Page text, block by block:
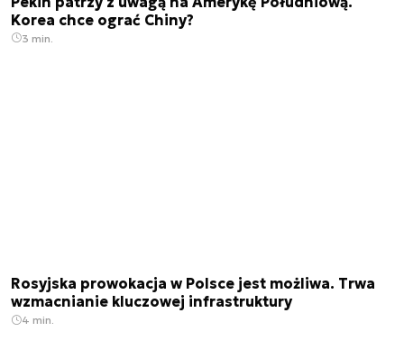
Korea chce ograć Chiny?
3 min.
Rosyjska prowokacja w Polsce jest możliwa. Trwa
wzmacnianie kluczowej infrastruktury
4 min.